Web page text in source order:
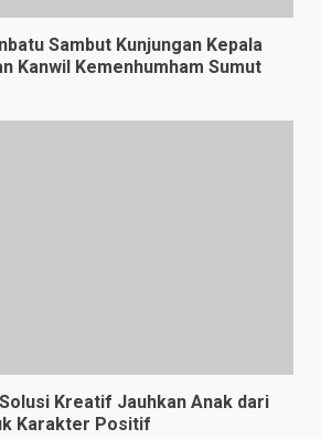
Sambut Kunjungan Kepala
Kanwil Kemenhumham Sumut
Kreatif Jauhkan Anak dari
Karakter Positif